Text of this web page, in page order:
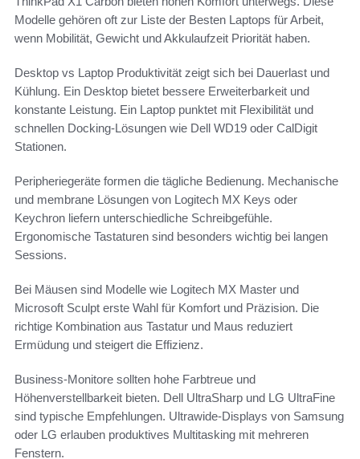
Modelle gehören oft zur Liste der Besten Laptops für Arbeit,
wenn Mobilität, Gewicht und Akkulaufzeit Priorität haben.
Desktop vs Laptop Produktivität zeigt sich bei Dauerlast und
Kühlung. Ein Desktop bietet bessere Erweiterbarkeit und
konstante Leistung. Ein Laptop punktet mit Flexibilität und
schnellen Docking‑Lösungen wie Dell WD19 oder CalDigit
Stationen.
Peripheriegeräte formen die tägliche Bedienung. Mechanische
und membrane Lösungen von Logitech MX Keys oder
Keychron liefern unterschiedliche Schreibgefühle.
Ergonomische Tastaturen sind besonders wichtig bei langen
Sessions.
Bei Mäusen sind Modelle wie Logitech MX Master und
Microsoft Sculpt erste Wahl für Komfort und Präzision. Die
richtige Kombination aus Tastatur und Maus reduziert
Ermüdung und steigert die Effizienz.
Business-Monitore sollten hohe Farbtreue und
Höhenverstellbarkeit bieten. Dell UltraSharp und LG UltraFine
sind typische Empfehlungen. Ultrawide-Displays von Samsung
oder LG erlauben produktives Multitasking mit mehreren
Fenstern.